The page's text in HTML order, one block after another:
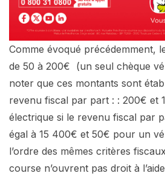
Comme évoqué précédemment,
de 50 à 200€ (un seul chèque
noter que ces montants sont
revenu fiscal par part : : 200€ et
électrique si le revenu fiscal par
égal à 15 400€ et 50€ pour un
l’ordre des mêmes critères
course n’ouvrent pas droit à